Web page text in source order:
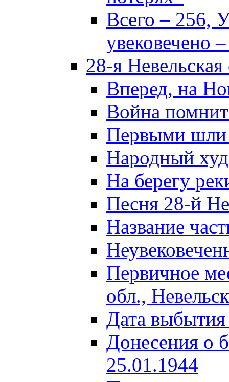
Всего – 256,
увековечено
28-я Невельская
Вперед, на
Война
Первыми шли
Народный
На берегу
Песня 28-й
Название
Первичное
обл.,
Дата
Донесения о
25.01.1944